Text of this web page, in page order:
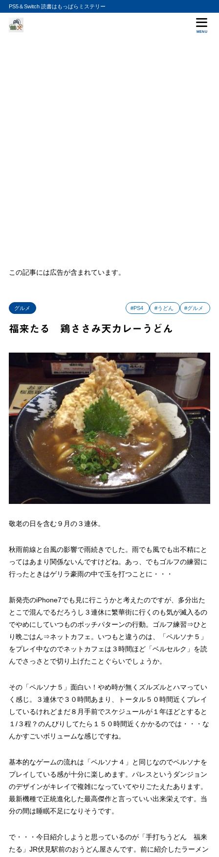
PS5＆Switch 読書はもっぱらミステリー
MENU
この記事には広告が含まれています。
グルメ #PS4 #うどん #グルメ
福来たる 鶏ささみ天カレーうどん
敬老の日を含む９月の３連休。
秋雨前線と台風の影響で雨続きでした。雨でも風でも出不精にと
ってはあまり関係ないんですけどね。あっ、でもゴルフの練習に
行ったときはゲリラ豪雨の中で玉を打つことに・・・
新発売のiPhone7でも見に行こうかと考えたのですが、多分出た
とこで混んでるだろうし３連休に繁華街に行くのも気が滅入るの
でやめにしていつものポッチパターンの行動。ゴルフ練習⇒ひと
り晩ごはん⇒ネットカフェ。いつもと違うのは、「ペルソナ５」
をプレイ中なのでネットカフェは３時間ほど「ベルセルク」を読
んでさっさとで切り上げたことぐらいでしょうか。
その「ペルソナ５」面白い！やめ時が無くズルズルとハマってい
く感じ。３連休で３０時間あまり、トータル５０時間近くプレイ
しているけれどまだ８月手前でスケジュールが１年ほどとすると
１/３程？のんびりしてたら１５０時間近くかかるのでは・・・な
んかすごいボリュームな感じですね。
基本的なゲームの流れは「ペルソナ４」と同じなのでペルソナを
プレイしている感が十分に楽しめます。パレスというダンジョン
のデザインがキレイで複雑になっていてやりごたえたあります。
最新機種で正統進化した最高傑作と言っていい出来栄えです。当
分の間は睡眠不足になりそうです。
で・・・今日紹介しようと思っているのが「手打ちうどん 福来
たる」JR伏見駅前のおうどん屋さんです。前に紹介したラーメン